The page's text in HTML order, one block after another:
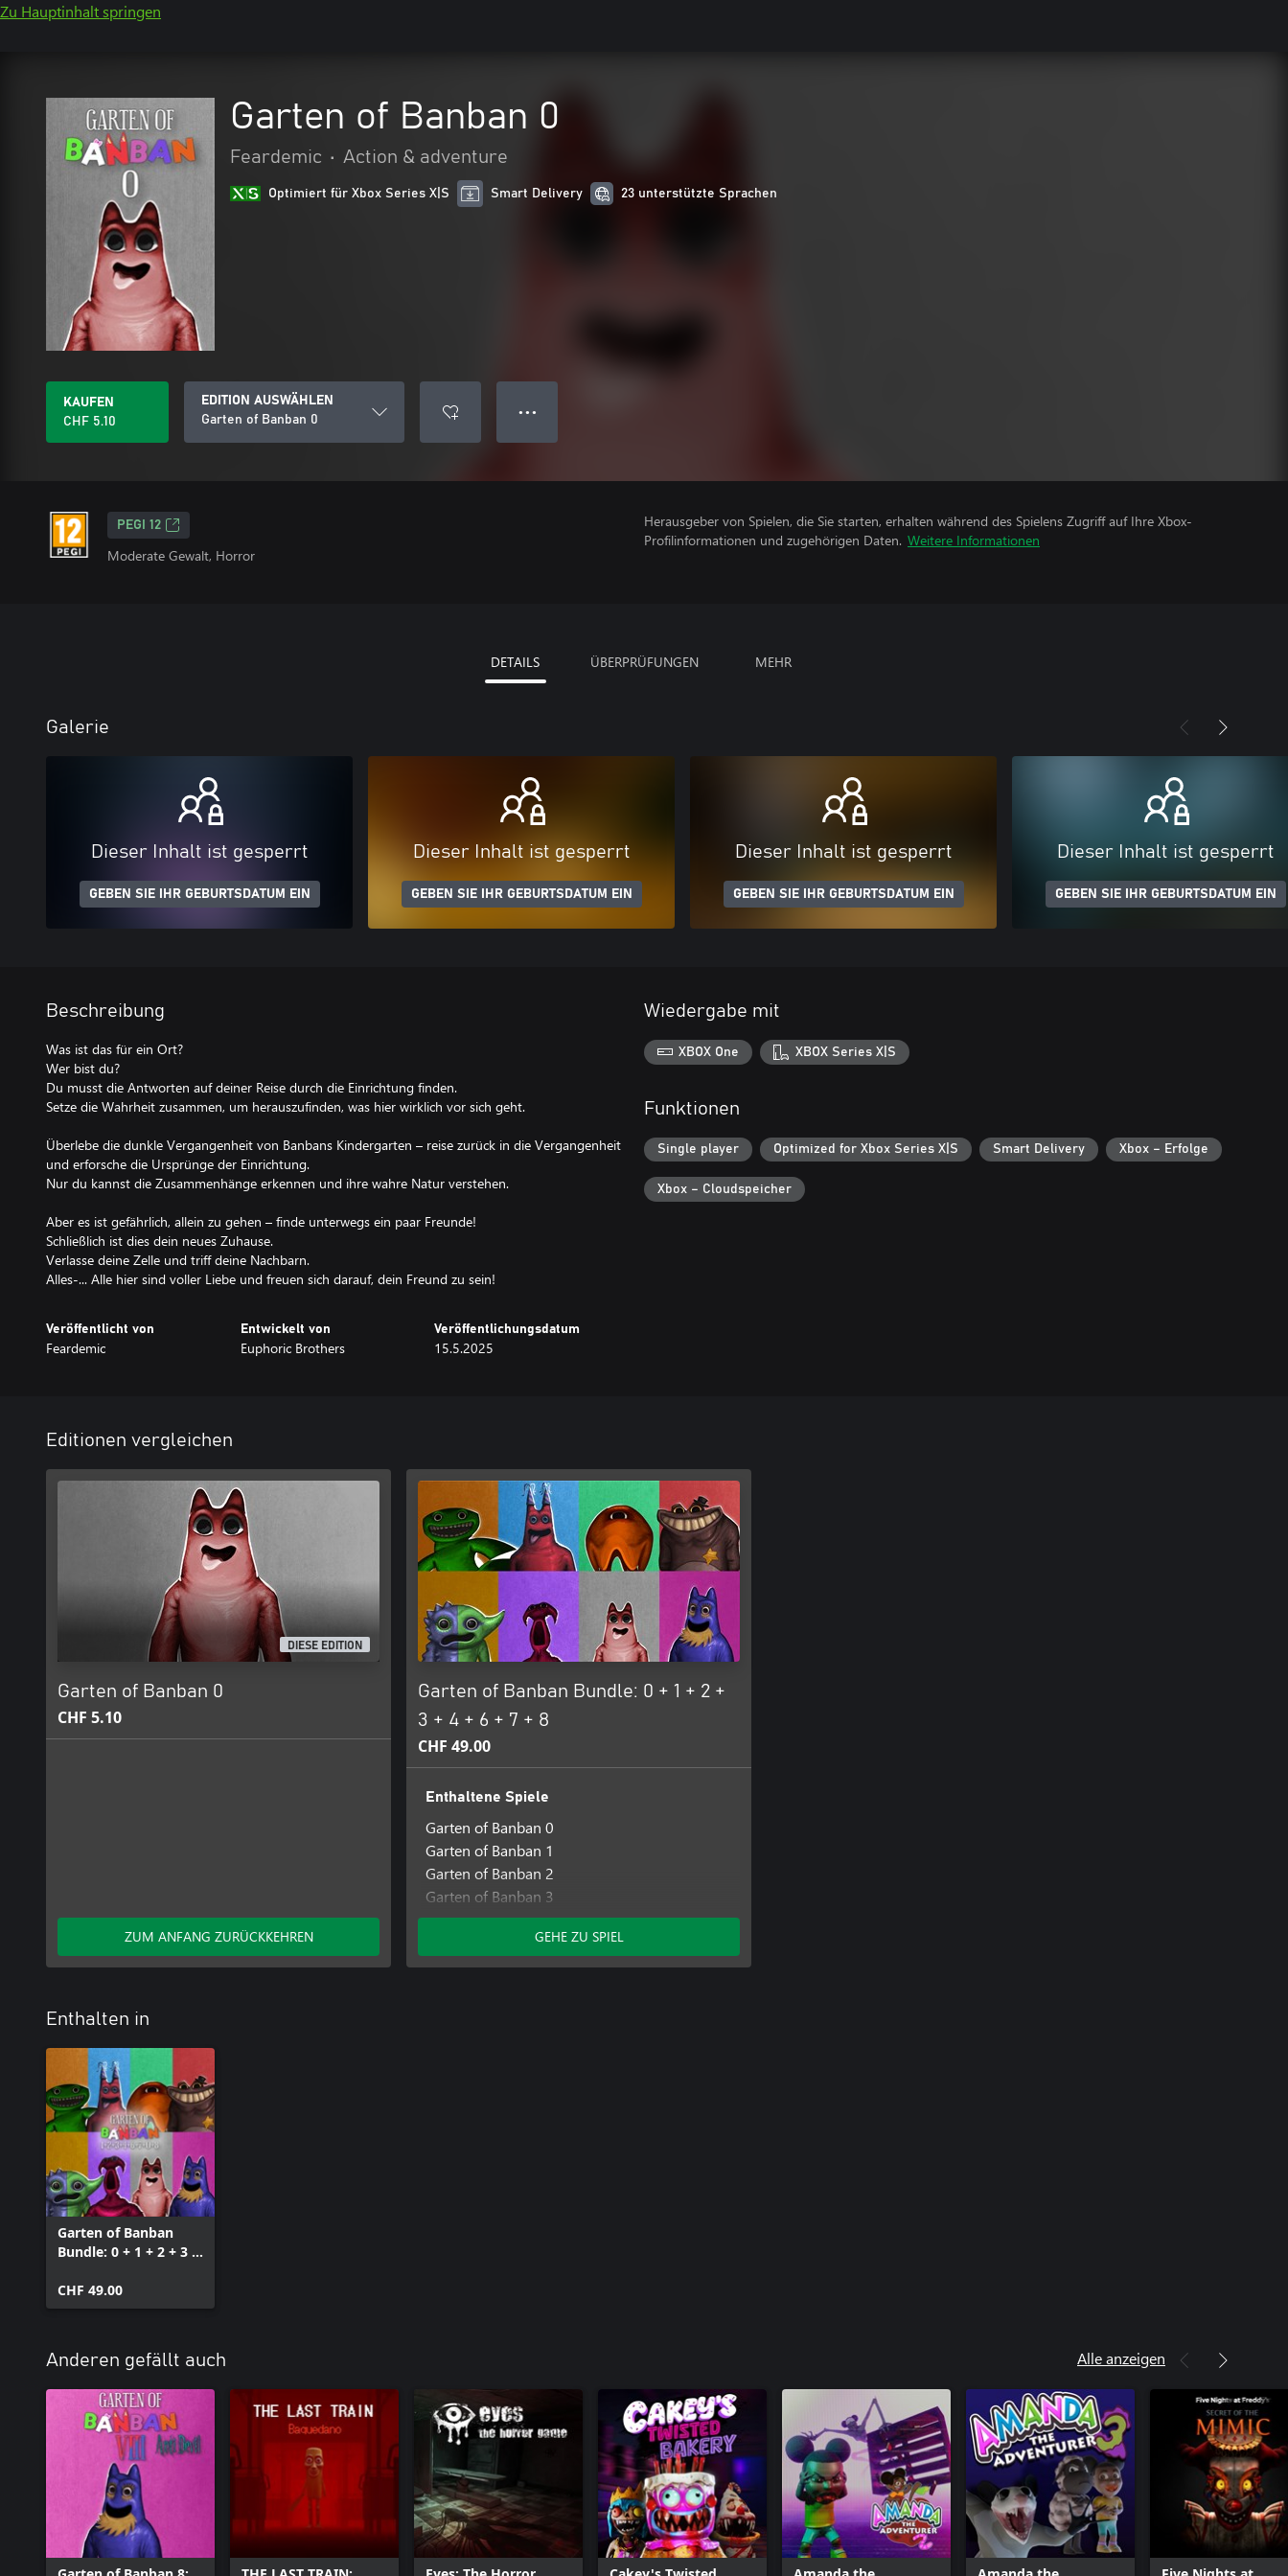
Zu Hauptinhalt springen
Garten of Banban 0
Feardemic • Action & adventure
Optimiert für Xbox Series X|S Smart Delivery 23 unterstützte Sprachen
KAUFEN
CHF 5.10
EDITION AUSWÄHLEN
Garten of Banban 0
● ● ●
PEGI 12
Moderate Gewalt, Horror
Herausgeber von Spielen, die Sie starten, erhalten während des Spielens Zugriff auf Ihre Xbox-
Profilinformationen und zugehörigen Daten. Weitere Informationen
DETAILS ÜBERPRÜFUNGEN MEHR
Galerie
Dieser Inhalt ist gesperrt
GEBEN SIE IHR GEBURTSDATUM EIN
Dieser Inhalt ist gesperrt
GEBEN SIE IHR GEBURTSDATUM EIN
Dieser Inhalt ist gesperrt
GEBEN SIE IHR GEBURTSDATUM EIN
Dieser Inhalt ist gesperrt
GEBEN SIE IHR GEBURTSDATUM EIN
Beschreibung
Was ist das für ein Ort?
Wer bist du?
Du musst die Antworten auf deiner Reise durch die Einrichtung finden.
Setze die Wahrheit zusammen, um herauszufinden, was hier wirklich vor sich geht.
Überlebe die dunkle Vergangenheit von Banbans Kindergarten – reise zurück in die Vergangenheit
und erforsche die Ursprünge der Einrichtung.
Nur du kannst die Zusammenhänge erkennen und ihre wahre Natur verstehen.
Aber es ist gefährlich, allein zu gehen – finde unterwegs ein paar Freunde!
Schließlich ist dies dein neues Zuhause.
Verlasse deine Zelle und triff deine Nachbarn.
Alles-... Alle hier sind voller Liebe und freuen sich darauf, dein Freund zu sein!
Veröffentlicht von
Feardemic
Entwickelt von
Euphoric Brothers
Veröffentlichungsdatum
15.5.2025
Wiedergabe mit
XBOX One XBOX Series X|S
Funktionen
Single player Optimized for Xbox Series X|S Smart Delivery Xbox – Erfolge
Xbox – Cloudspeicher
Editionen vergleichen
DIESE EDITION
Garten of Banban 0
CHF 5.10
ZUM ANFANG ZURÜCKKEHREN
Garten of Banban Bundle: 0 + 1 + 2 +
3 + 4 + 6 + 7 + 8
CHF 49.00
Enthaltene Spiele
Garten of Banban 0
Garten of Banban 1
Garten of Banban 2
Garten of Banban 3
Garten of Banban 4
Garten of Banban 6
Garten of Banban 7
GEHE ZU SPIEL
Enthalten in
Garten of Banban
Bundle: 0 + 1 + 2 + 3 +
CHF 49.00
Anderen gefällt auch Alle anzeigen